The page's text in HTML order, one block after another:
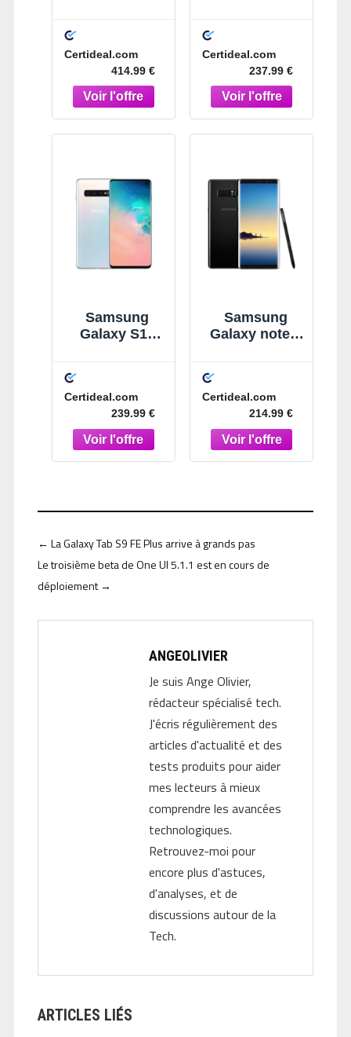
Certideal.com
414.99 €
Certideal.com
237.99 €
Samsung
Galaxy S10
Certideal.com
239.99 €
Samsung
Galaxy note 8
Certideal.com
214.99 €
← La Galaxy Tab S9 FE Plus arrive à grands pas
Le troisième beta de One UI 5.1.1 est en cours de
déploiement→
ANGEOLIVIER
Je suis Ange Olivier,
rédacteur spécialisé tech.
J'écris régulièrement des
articles d'actualité et des
tests produits pour aider
mes lecteurs à mieux
comprendre les avancées
technologiques.
Retrouvez-moi pour
encore plus d'astuces,
d'analyses, et de
discussions autour de la
Tech.
ARTICLES LIÉS